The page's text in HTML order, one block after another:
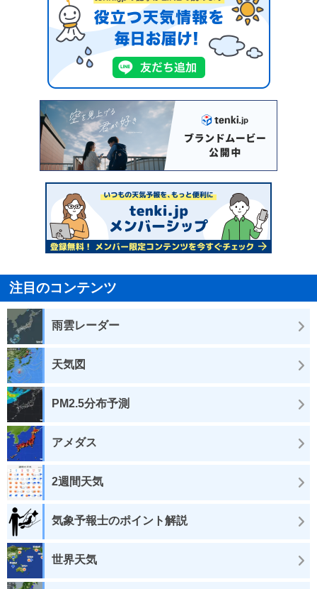
注目のコンテンツ
雨雲レーダー
天気図
PM2.5分布予測
アメダス
2週間天気
気象予報士のポイント解説
世界天気